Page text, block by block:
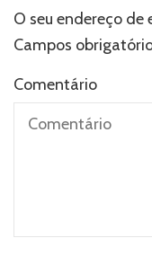
O seu endereço
Campos
Comentário